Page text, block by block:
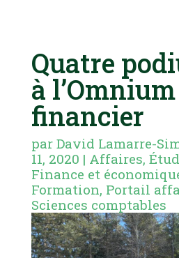
Quatre
à l’Omnium
financier
par David Lamarre-
11, 2020 | Affaires,
Finance et
Formation, Portail
Sciences comptables